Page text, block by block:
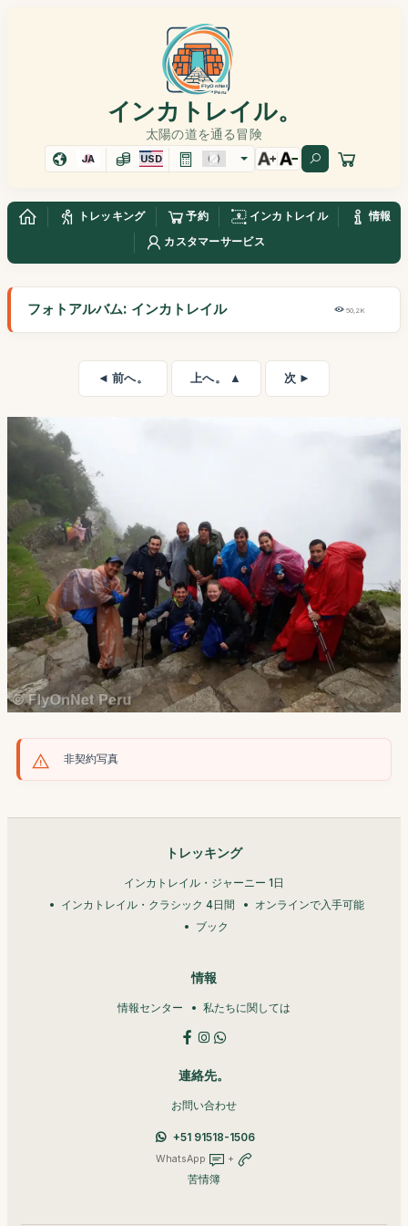
インカトレイル。
太陽の道を通る冒険
JA USD
トレッキング 予約 インカトレイル
情報
カスタマーサービス
フォトアルバム: インカトレイル 50,2K
◄ 前へ。 上へ。 ▲ 次 ►
非契約写真
トレッキング
インカトレイル・ジャーニー 1日
インカトレイル・クラシック 4日間
オンラインで入手可能
ブック
情報
情報センター 私たちに関しては
連絡先。
お問い合わせ
+51 91518-1506
WhatsApp +
苦情簿